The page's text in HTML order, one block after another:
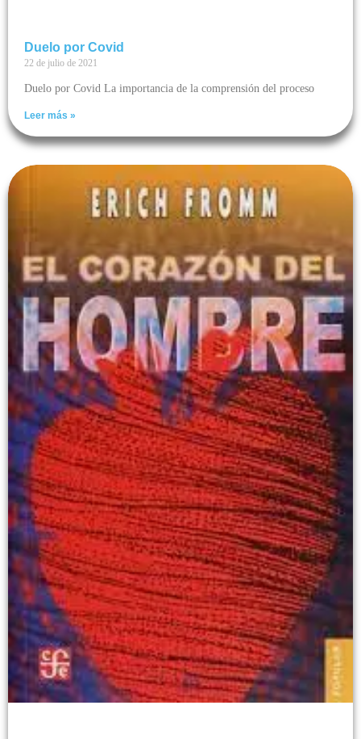
Duelo por Covid
22 de julio de 2021
Duelo por Covid La importancia de la comprensión del proceso
Leer más »